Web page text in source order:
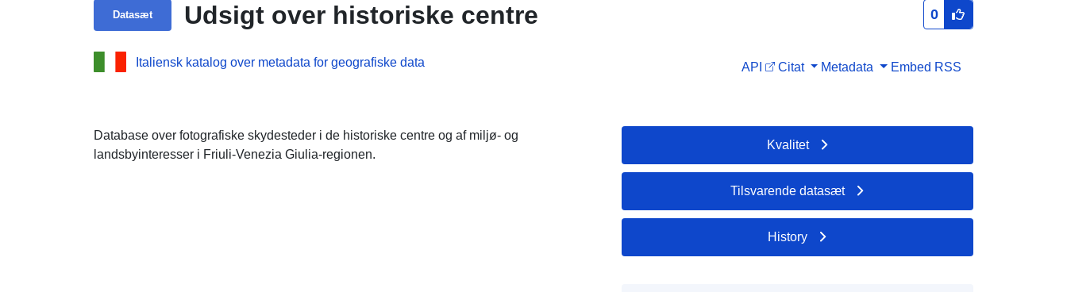
Datasæt Udsigt over historiske centre 0
Italiensk katalog over metadata for geografiske data API Citat Metadata Embed RSS
Database over fotografiske skydesteder i de historiske centre og af miljø- og
landsbyinteresser i Friuli-Venezia Giulia-regionen.
Kvalitet
Tilsvarende datasæt
History